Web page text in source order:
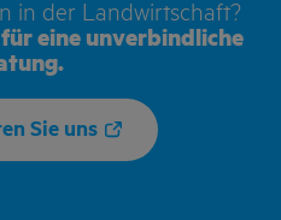
in der Landwirtschaft?
eine unverbindliche
Sie uns